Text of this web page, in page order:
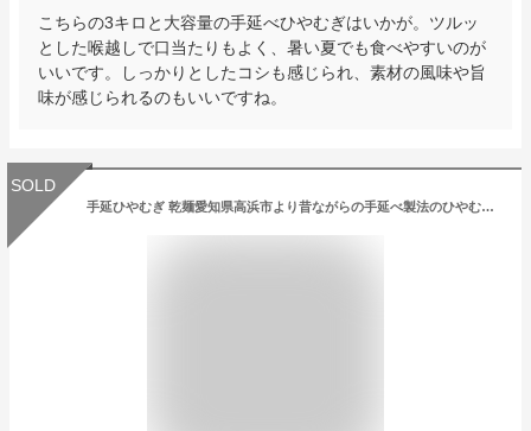
こちらの3キロと大容量の手延べひやむぎはいかが。ツルッ
とした喉越しで口当たりもよく、暑い夏でも食べやすいのが
いいです。しっかりとしたコシも感じられ、素材の風味や旨
味が感じられるのもいいですね。
SOLD
手延ひやむぎ 乾麺愛知県高浜市より昔ながらの手延べ製法のひやむぎをメーカー直送 うどん そうめん きしめん 細うどん 手延べ 伝統製法 三河 高浜 小麦粉 安心 食感 のど越し コシ 弾力 煮くずれしにくい 乾麺 半生麺 鍋 釜揚げ 流しそうめん ギフト 御中元 御歳暮